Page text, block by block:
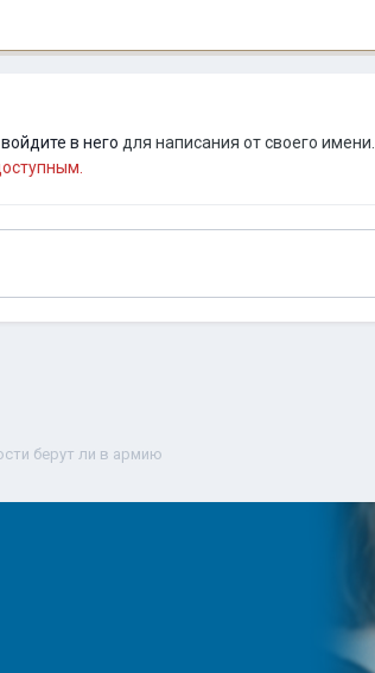
войдите в него для написания от своего имени.
берут ли в армию